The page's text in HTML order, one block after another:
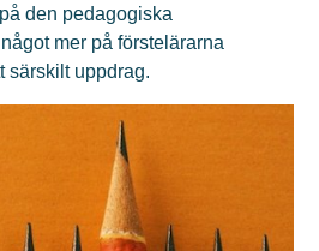
den pedagogiska
mer på förstelärarna
särskilt uppdrag.